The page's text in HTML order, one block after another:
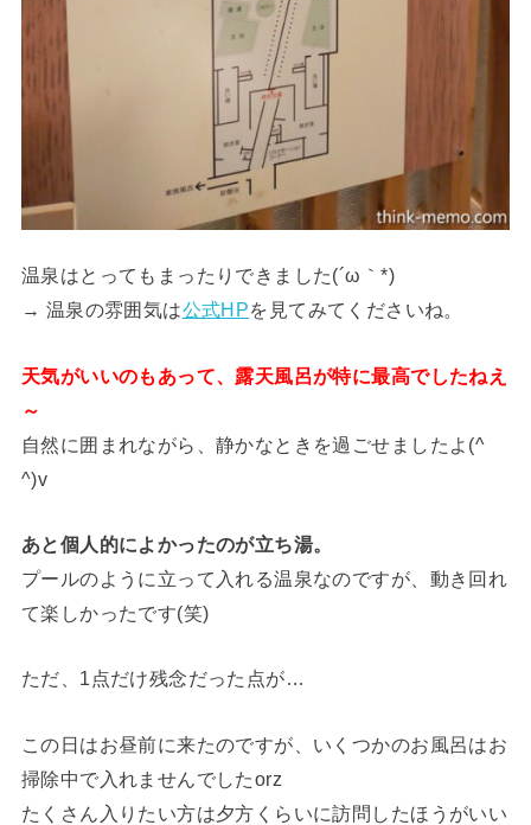
温泉はとってもまったりできました(´ω｀*)
→ 温泉の雰囲気は公式HPを見てみてくださいね。
天気がいいのもあって、露天風呂が特に最高でしたねえ
～
自然に囲まれながら、静かなときを過ごせましたよ(^
^)v
あと個人的によかったのが立ち湯。
プールのように立って入れる温泉なのですが、動き回れ
て楽しかったです(笑)
ただ、1点だけ残念だった点が…
この日はお昼前に来たのですが、いくつかのお風呂はお
掃除中で入れませんでしたorz
たくさん入りたい方は夕方くらいに訪問したほうがいい